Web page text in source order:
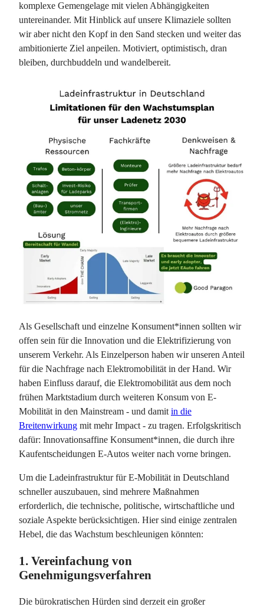
komplexe Gemengelage mit vielen Abhängigkeiten
untereinander. Mit Hinblick auf unsere Klimaziele sollten
wir aber nicht den Kopf in den Sand stecken und weiter das
ambitionierte Ziel anpeilen. Motiviert, optimistisch, dran
bleiben, durchbuddeln und wandelbereit.
Als Gesellschaft und einzelne Konsument*innen sollten wir
offen sein für die Innovation und die Elektrifizierung von
unserem Verkehr. Als Einzelperson haben wir unseren Anteil
für die Nachfrage nach Elektromobilität in der Hand. Wir
haben Einfluss darauf, die Elektromobilität aus dem noch
frühen Marktstadium durch weiteren Konsum von E-
Mobilität in den Mainstream - und damit in die
Breitenwirkung mit mehr Impact - zu tragen. Erfolgskritisch
dafür: Innovationsaffine Konsument*innen, die durch ihre
Kaufentscheidungen E-Autos weiter nach vorne bringen.
Um die Ladeinfrastruktur für E-Mobilität in Deutschland
schneller auszubauen, sind mehrere Maßnahmen
erforderlich, die technische, politische, wirtschaftliche und
soziale Aspekte berücksichtigen. Hier sind einige zentralen
Hebel, die das Wachstum beschleunigen könnten:
1. Vereinfachung von
Genehmigungsverfahren
Die bürokratischen Hürden sind derzeit ein großer